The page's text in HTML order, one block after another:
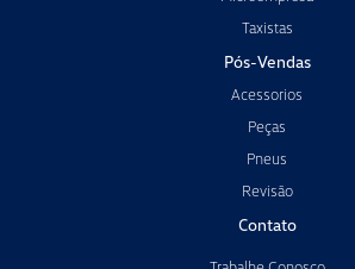
Taxistas
Pós-Vendas
Acessorios
Peças
Pneus
Revisão
Contato